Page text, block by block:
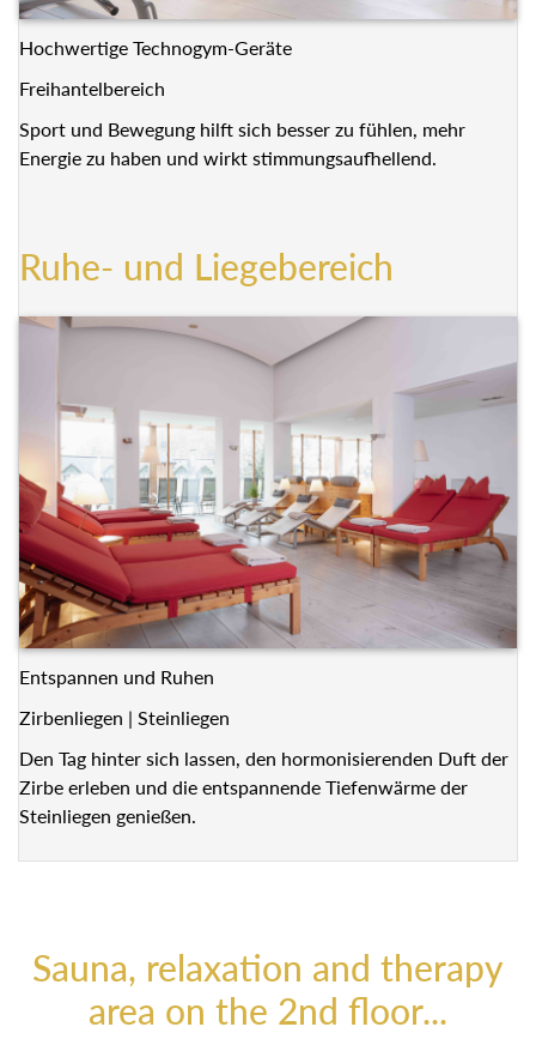
Hochwertige Technogym-Geräte
Freihantelbereich
Sport und Bewegung hilft sich besser zu fühlen, mehr
Energie zu haben und wirkt stimmungsaufhellend.
Ruhe- und Liegebereich
Entspannen und Ruhen
Zirbenliegen | Steinliegen
Den Tag hinter sich lassen, den hormonisierenden Duft der
Zirbe erleben und die entspannende Tiefenwärme der
Steinliegen genießen.
Sauna, relaxation and therapy
area on the 2nd floor...